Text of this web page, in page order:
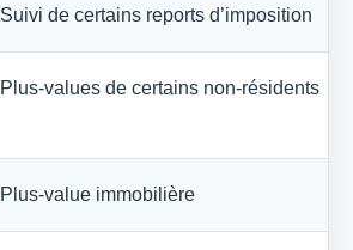
Suivi de certains reports d’imposition
Plus-values de certains non-résidents
Plus-value immobilière